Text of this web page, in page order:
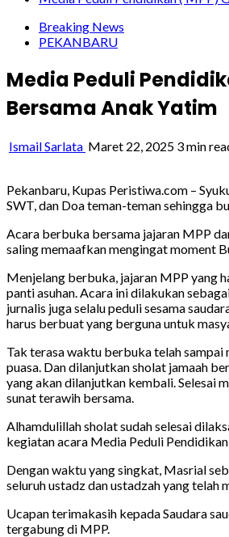
Breaking News
PEKANBARU
Media Peduli
Bersama Anak Yatim
Ismail Sarlata Maret 22, 2025 3 min
Pekanbaru, Kupas Peristiwa.com –
SWT, dan Doa teman-teman sehingga
Acara berbuka bersama jajaran MPP
saling memaafkan mengingat moment
Menjelang berbuka, jajaran MPP yang
panti asuhan. Acara ini dilakukan
jurnalis juga selalu peduli sesama
harus berbuat yang berguna untuk
Tak terasa waktu berbuka telah
puasa. Dan dilanjutkan sholat jamaah
yang akan dilanjutkan kembali. Selesai
sunat terawih bersama.
Alhamdulillah sholat sudah selesai
kegiatan acara Media Peduli
Dengan waktu yang singkat, Masrial
seluruh ustadz dan ustadzah yang
Ucapan terimakasih kepada Saudara
tergabung di MPP.